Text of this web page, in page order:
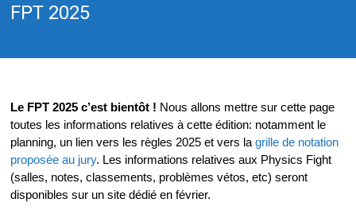
FPT 2025
Le FPT 2025 c’est bientôt ! Nous allons mettre sur cette page
toutes les informations relatives à cette édition: notamment le
planning, un lien vers les règles 2025 et vers lagrille de notation
proposée au jury. Les informations relatives aux Physics Fight
(salles, notes, classements, problèmes vétos, etc) seront
disponibles sur un site dédié en février.